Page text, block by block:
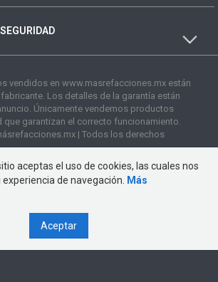
vendidos en www.masrefacciones.mx están
Los detalles de la garantía están
Únicamente vendemos productos
que garantizan el correcto funcionamiento.
| Todos los derechos
aceptas el uso de cookies, las cuales nos
de navegación.
Más
Aceptar